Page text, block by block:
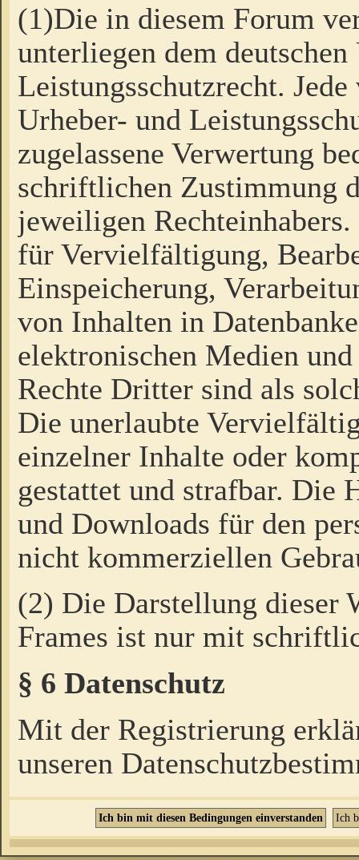
(1)Die in diesem Forum
unterliegen dem
Leistungsschutzrecht.
Urheber- und
zugelassene Verwertung
schriftlichen Zustimmung
jeweiligen
für Vervielfältigung,
Einspeicherung,
von Inhalten in
elektronischen Medien
Rechte Dritter sind als
Die unerlaubte
einzelner Inhalte oder
gestattet und strafbar. Die
und Downloads für den
nicht kommerziellen
(2) Die Darstellung dieser
Frames ist nur mit
§ 6 Datenschutz
Mit der Registrierung
unseren